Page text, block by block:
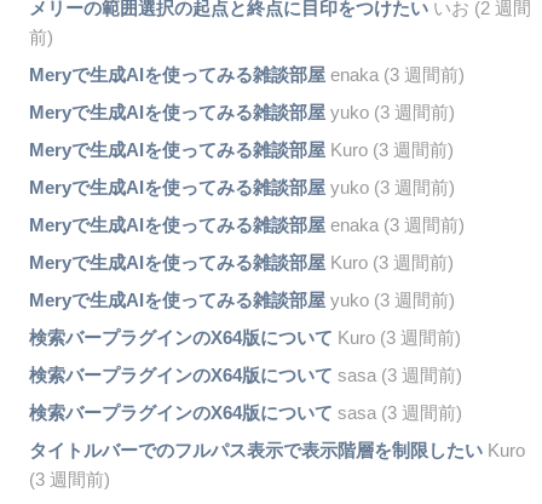
メリーの範囲選択の起点と終点に目印をつけたいいお (2 週間
前)
Meryで生成AIを使ってみる雑談部屋enaka (3 週間前)
Meryで生成AIを使ってみる雑談部屋yuko (3 週間前)
Meryで生成AIを使ってみる雑談部屋Kuro (3 週間前)
Meryで生成AIを使ってみる雑談部屋yuko (3 週間前)
Meryで生成AIを使ってみる雑談部屋enaka (3 週間前)
Meryで生成AIを使ってみる雑談部屋Kuro (3 週間前)
Meryで生成AIを使ってみる雑談部屋yuko (3 週間前)
検索バープラグインのX64版について Kuro (3 週間前)
検索バープラグインのX64版について sasa (3 週間前)
検索バープラグインのX64版について sasa (3 週間前)
タイトルバーでのフルパス表示で表示階層を制限したいKuro
(3 週間前)